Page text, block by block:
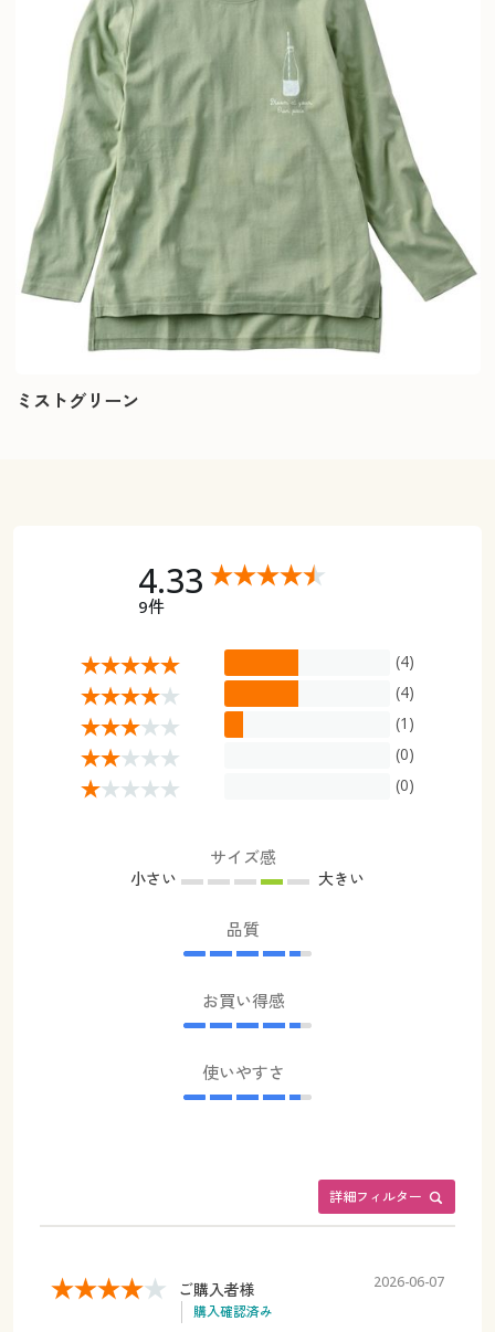
ミストグリーン
4.33
9件
(4)
(4)
(1)
(0)
(0)
サイズ感
小さい 大きい
品質
お買い得感
使いやすさ
詳細フィルター
ご購入者様
購入確認済み
2026-06-07